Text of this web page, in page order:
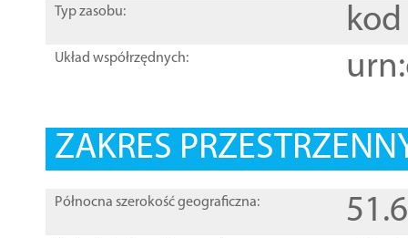
Typ zasobu: kod
Układ współrzędnych:
ZAKRES
Północna szerokość geograficzna: